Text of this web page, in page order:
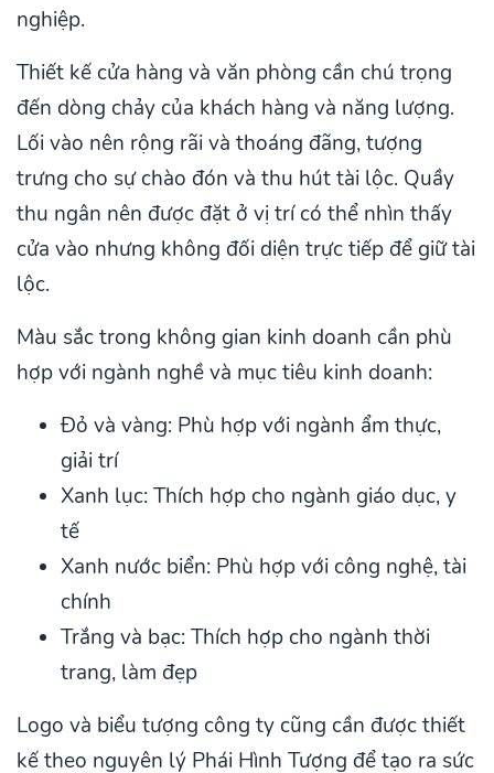
nghiệp.
Thiết kế cửa hàng và văn phòng cần chú trọng
đến dòng chảy của khách hàng và năng lượng.
Lối vào nên rộng rãi và thoáng đãng, tượng
trưng cho sự chào đón và thu hút tài lộc. Quầy
thu ngân nên được đặt ở vị trí có thể nhìn thấy
cửa vào nhưng không đối diện trực tiếp để giữ tài
lộc.
Màu sắc trong không gian kinh doanh cần phù
hợp với ngành nghề và mục tiêu kinh doanh:
Đỏ và vàng: Phù hợp với ngành ẩm thực,
giải trí
Xanh lục: Thích hợp cho ngành giáo dục, y
tế
Xanh nước biển: Phù hợp với công nghệ, tài
chính
Trắng và bạc: Thích hợp cho ngành thời
trang, làm đẹp
Logo và biểu tượng công ty cũng cần được thiết
kế theo nguyên lý Phái Hình Tượng để tạo ra sức